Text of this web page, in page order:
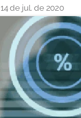
14 de jul. de 2020